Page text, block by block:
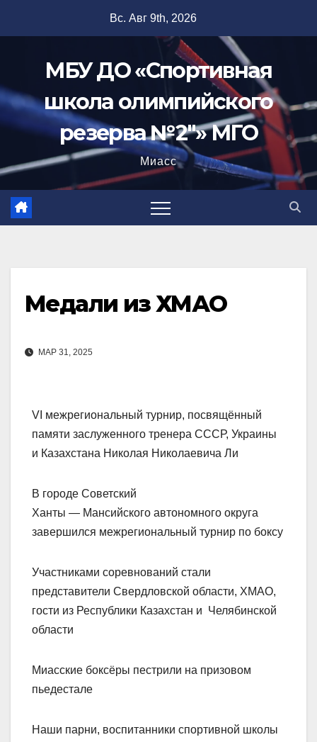
Вс. Авг 9th, 2026
МБУ ДО «Спортивная
школа олимпийского
резерва №2"» МГО
Миасс
Медали из ХМАО
МАР 31, 2025
VI межрегиональный турнир, посвящённый
памяти заслуженного тренера СССР, Украины
и Казахстана Николая Николаевича Ли
В городе Советский
Ханты — Мансийского автономного округа
завершился межрегиональный турнир по боксу
Участниками соревнований стали
представители Свердловской области, ХМАО,
гости из Республики Казахстан и Челябинской
области
Миасские боксёры пестрили на призовом
пьедестале
Наши парни, воспитанники спортивной школы